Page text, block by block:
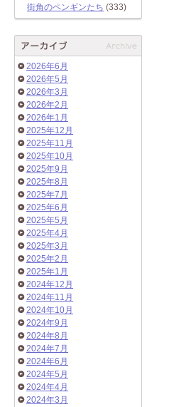
街角のペンギンたち (333)
2026年6月
2026年5月
2026年3月
2026年2月
2026年1月
2025年12月
2025年11月
2025年10月
2025年9月
2025年8月
2025年7月
2025年6月
2025年5月
2025年4月
2025年3月
2025年2月
2025年1月
2024年12月
2024年11月
2024年10月
2024年9月
2024年8月
2024年7月
2024年6月
2024年5月
2024年4月
2024年3月